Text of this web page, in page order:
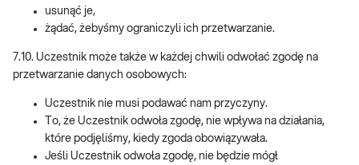
usunąć je,
żądać, żebyśmy ograniczyli ich przetwarzanie.
7.10. Uczestnik może także w każdej chwili odwołać zgodę na
przetwarzanie danych osobowych:
Uczestnik nie musi podawać nam przyczyny.
To, że Uczestnik odwoła zgodę, nie wpływa na działania,
które podjęliśmy, kiedy zgoda obowiązywała.
Jeśli Uczestnik odwoła zgodę, nie będzie mógł